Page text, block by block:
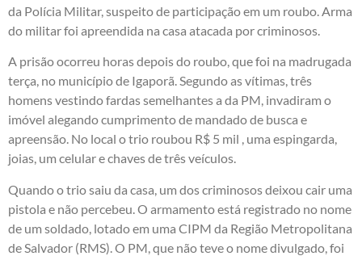
da Polícia Militar, suspeito de participação em um roubo. Arma
do militar foi apreendida na casa atacada por criminosos.
A prisão ocorreu horas depois do roubo, que foi na madrugada
terça, no município de Igaporã. Segundo as vítimas, três
homens vestindo fardas semelhantes a da PM, invadiram o
imóvel alegando cumprimento de mandado de busca e
apreensão. No local o trio roubou R$ 5 mil , uma espingarda,
joias, um celular e chaves de três veículos.
Quando o trio saiu da casa, um dos criminosos deixou cair uma
pistola e não percebeu. O armamento está registrado no nome
de um soldado, lotado em uma CIPM da Região Metropolitana
de Salvador (RMS). O PM, que não teve o nome divulgado, foi